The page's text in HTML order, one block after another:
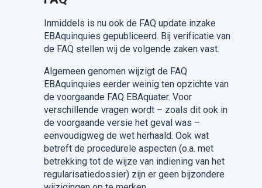
Inmiddels is nu ook de FAQ update inzake
EBAquinquies gepubliceerd. Bij verificatie van
de FAQ stellen wij de volgende zaken vast.
Algemeen genomen wijzigt de FAQ
EBAquinquies eerder weinig ten opzichte van
de voorgaande FAQ EBAquater. Voor
verschillende vragen wordt – zoals dit ook in
de voorgaande versie het geval was –
eenvoudigweg de wet herhaald. Ook wat
betreft de procedurele aspecten (o.a. met
betrekking tot de wijze van indiening van het
regularisatiedossier) zijn er geen bijzondere